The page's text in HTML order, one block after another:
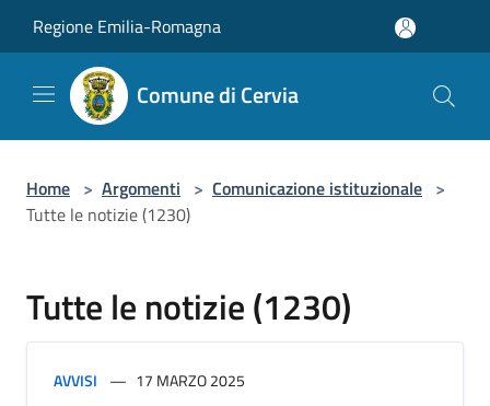
Regione Emilia-Romagna
Comune di Cervia
Home > Argomenti > Comunicazione istituzionale >
Tutte le notizie (1230)
Tutte le notizie (1230)
AVVISI 17 MARZO 2025